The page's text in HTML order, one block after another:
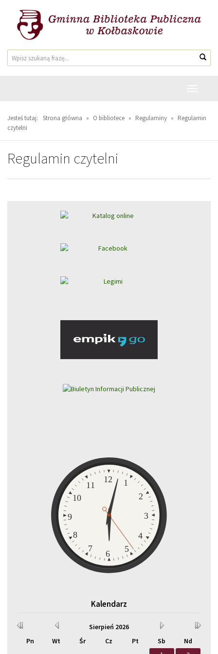
głównej
wyszukiwarki
Wyszukiwarka
Jesteś tutaj: Strona główna » O bibliotece » Regulaminy » Regulamin
czytelni
Regulamin czytelni
1
2
3
4
5
6
7
8
9
10
11
12
Kalendarz
Rok
Miesiąc
wcześniej
Sierpień 2026
Miesiąc
Rok
Pn Wt Śr Cz Pt Sb
Nd